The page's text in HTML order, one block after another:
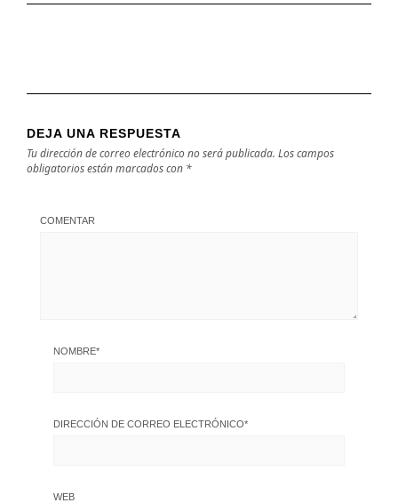
DEJA UNA RESPUESTA
Tu dirección de correo electrónico no será publicada. Los campos
obligatorios están marcados con *
COMENTAR
NOMBRE*
DIRECCIÓN DE CORREO ELECTRÓNICO*
WEB